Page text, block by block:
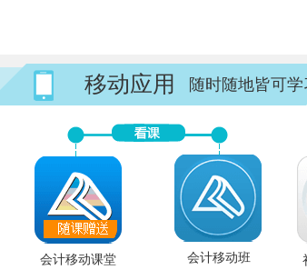
移动应用 随时随地皆可学
会计移动课堂 会计移动班